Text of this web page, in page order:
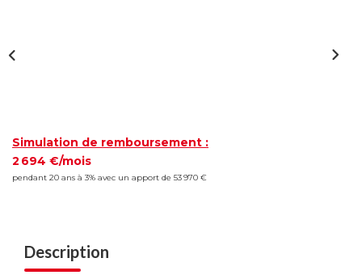
Simulation de remboursement :
2 694 €/mois
pendant 20 ans à 3% avec un apport de 53 970 €
Description